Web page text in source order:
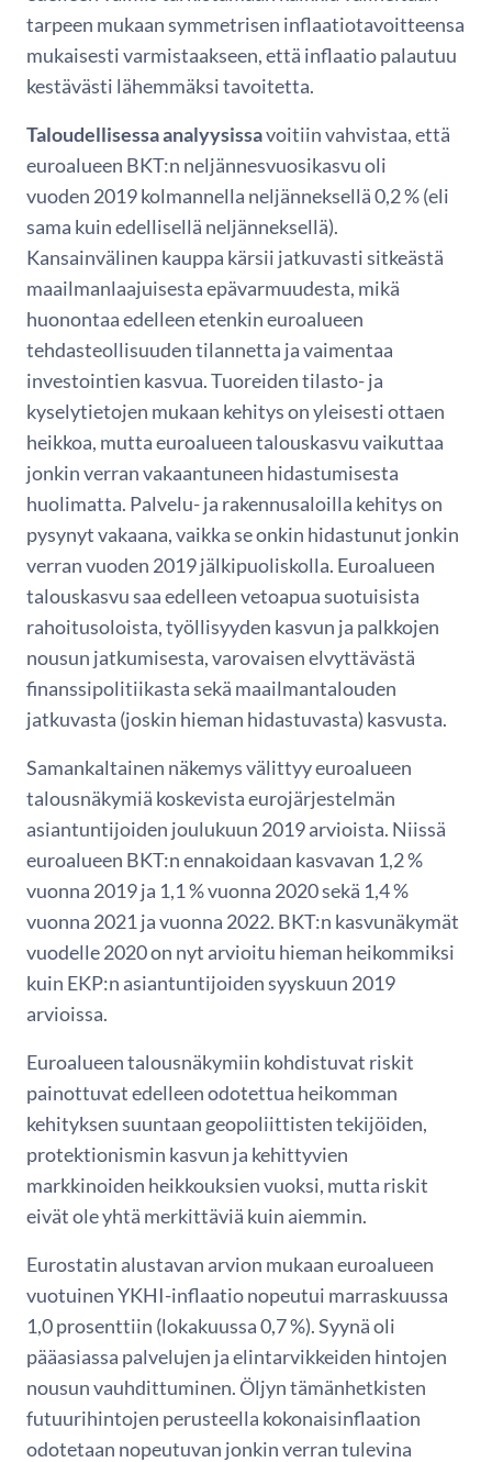
tarpeen mukaan symmetrisen inflaatiotavoitteensa
mukaisesti varmistaakseen, että inflaatio palautuu
kestävästi lähemmäksi tavoitetta.
Taloudellisessa analyysissavoitiin vahvistaa, että
euroalueen BKT:n neljännesvuosikasvu oli
vuoden 2019 kolmannella neljänneksellä 0,2 % (eli
sama kuin edellisellä neljänneksellä).
Kansainvälinen kauppa kärsii jatkuvasti sitkeästä
maailmanlaajuisesta epävarmuudesta, mikä
huonontaa edelleen etenkin euroalueen
tehdasteollisuuden tilannetta ja vaimentaa
investointien kasvua. Tuoreiden tilasto- ja
kyselytietojen mukaan kehitys on yleisesti ottaen
heikkoa, mutta euroalueen talouskasvu vaikuttaa
jonkin verran vakaantuneen hidastumisesta
huolimatta. Palvelu- ja rakennusaloilla kehitys on
pysynyt vakaana, vaikka se onkin hidastunut jonkin
verran vuoden 2019 jälkipuoliskolla. Euroalueen
talouskasvu saa edelleen vetoapua suotuisista
rahoitusoloista, työllisyyden kasvun ja palkkojen
nousun jatkumisesta, varovaisen elvyttävästä
finanssipolitiikasta sekä maailmantalouden
jatkuvasta (joskin hieman hidastuvasta) kasvusta.
Samankaltainen näkemys välittyy euroalueen
talousnäkymiä koskevista eurojärjestelmän
asiantuntijoiden joulukuun 2019 arvioista. Niissä
euroalueen BKT:n ennakoidaan kasvavan 1,2 %
vuonna 2019 ja 1,1 % vuonna 2020 sekä 1,4 %
vuonna 2021 ja vuonna 2022. BKT:n kasvunäkymät
vuodelle 2020 on nyt arvioitu hieman heikommiksi
kuin EKP:n asiantuntijoiden syyskuun 2019
arvioissa.
Euroalueen talousnäkymiin kohdistuvat riskit
painottuvat edelleen odotettua heikomman
kehityksen suuntaan geopoliittisten tekijöiden,
protektionismin kasvun ja kehittyvien
markkinoiden heikkouksien vuoksi, mutta riskit
eivät ole yhtä merkittäviä kuin aiemmin.
Eurostatin alustavan arvion mukaan euroalueen
vuotuinen YKHI-inflaatio nopeutui marraskuussa
1,0 prosenttiin (lokakuussa 0,7 %). Syynä oli
pääasiassa palvelujen ja elintarvikkeiden hintojen
nousun vauhdittuminen. Öljyn tämänhetkisten
futuurihintojen perusteella kokonaisinflaation
odotetaan nopeutuvan jonkin verran tulevina